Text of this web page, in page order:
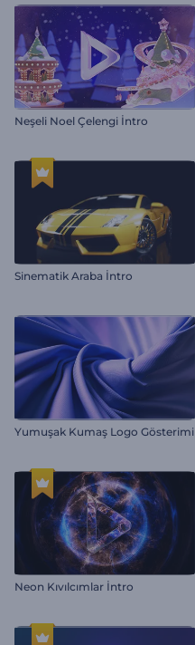
Neşeli Noel Çelengi İntro
Sinematik Araba İntro
Yumuşak Kumaş Logo Gösterimi
Neon Kıvılcımlar İntro